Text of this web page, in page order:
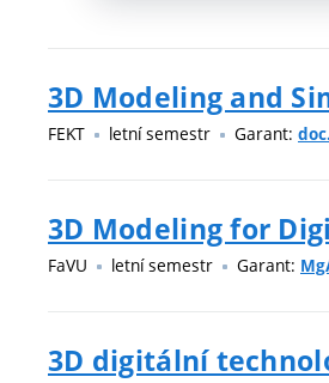
3D Modeling and
FEKT letní semestr Garant:
3D Modeling for
FaVU letní semestr Garant:
3D digitální